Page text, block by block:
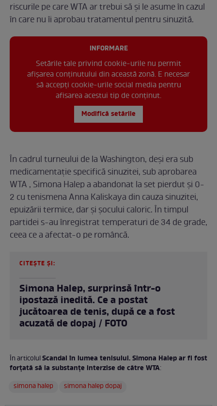
riscurile pe care WTA ar trebui să și le asume în cazul
în care nu îi aprobau tratamentul pentru sinuzită.
INFORMARE
Setările tale privind cookie-urile nu permit
afișarea conținutului din această zonă. E necesar
să accepți cookie-urile social media pentru
afisarea acestui tip de conținut.
Modifică setările
În cadrul turneului de la Washington, deși era sub
medicamentație specifică sinuzitei, sub aprobarea
WTA , Simona Halep a abandonat la set pierdut și 0-
2 cu tenismena Anna Kaliskaya din cauza sinuzitei,
epuizării termice, dar și șocului caloric. În timpul
partidei s-au înregistrat temperaturi de 34 de grade,
ceea ce a afectat-o pe româncă.
CITEȘTE ȘI:
Simona Halep, surprinsă într-o
ipostază inedită. Ce a postat
jucătoarea de tenis, după ce a fost
acuzată de dopaj / FOTO
În articolulScandal în lumea tenisului. Simona Halep ar fi fost
forțată să ia substanțe interzise de către WTA:
simona halep
simona halep dopaj